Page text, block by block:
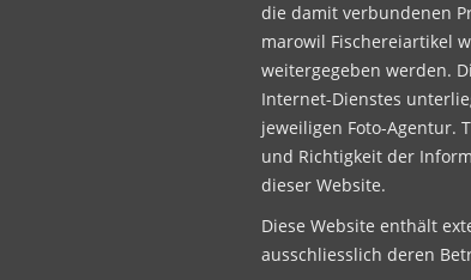
die damit verbundenen
marowil Fischereiartikel
weitergegeben werden.
Internet-Dienstes
jeweiligen Foto-Agentur.
und Richtigkeit der
dieser Website.
Diese Website enthält
ausschliesslich deren